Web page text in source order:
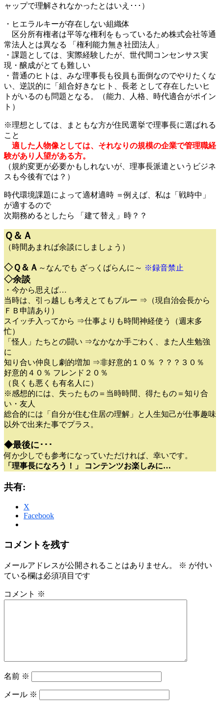
ャップで理解されなかったとはいえ･･･）
・ヒエラルキーが存在しない組織体
区分所有権者は平等な権利をもっているため株式会社等通
常法人とは異なる 「権利能力無き社団法人」
・課題としては、実際経験したが、世代間コンセンサス実
現・醸成がとても難しい
・普通のヒトは、みな理事長も役員も面倒なのでやりたくな
い、逆説的に「組合好きなヒト、長老 として存在したいヒ
トがいるのも問題となる。（能力、人格、時代適合がポイン
ト）
※理想としては、まともな方が住民選挙で理事長に選ばれる
こと
適した人物像としては、それなりの規模の企業で管理職経
験があり人望がある方。
（規約変更が必要かもしれないが、理事長派遣というビジネ
スも今後有では？）
時代環境課題によって適材適時 ＝例えば、私は「戦時中」
が適するので
次期務めるとしたら 「建て替え」時？？
Ｑ＆Ａ
（時間あまれば余談にしましょう）
◇Ｑ＆Ａ ～なんでも ざっくばらんに～ ※録音禁止
◇余談
・今から思えば…
当時は、引っ越しも考えとてもブルー ⇒（現自治会長から
ＦＢ申請あり）
スイッチ入ってから ⇒仕事よりも時間神経使う（週末多
忙）
「怪人」たちとの闘い ⇒なかなか手ごわく、また人生勉強
に
知り合い仲良し劇的増加 ⇒非好意的１０％ ？？？３０％
好意的４０％ フレンド２０％
（良くも悪くも有名人に）
※感想的には、失ったもの＝当時時間、得たもの＝知り合
い・友人
総合的には「自分が住む住居の理解」と人生知己が仕事趣味
以外で出来た事でプラス。
◆最後に･･･
何か少しでも参考になっていただければ、幸いです。
「理事長になろう！」 コンテンツお楽しみに…
共有:
X
Facebook
コメントを残す
メールアドレスが公開されることはありません。 ※ が付い
ている欄は必須項目です
コメント ※
名前 ※
メール ※